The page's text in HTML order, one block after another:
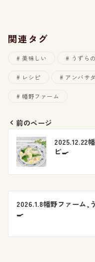
関連タグ
美味しい うずら
レシピ アンバサ
幡野ファーム
投
稿
ビ
前のページ
2025.12.22
ピ🍳
2026.1.8幡野ファーム,
🍳